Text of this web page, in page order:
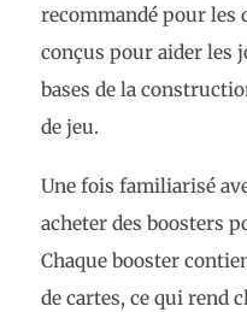
recommandé pour les
conçus pour aider les
bases de la
de jeu.
Une fois familiarisé
acheter des boosters
Chaque booster
de cartes, ce qui rend